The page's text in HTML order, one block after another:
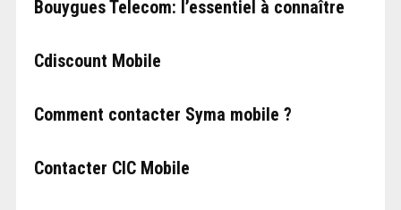
Bouygues Telecom: l’essentiel à connaître
Cdiscount Mobile
Comment contacter Syma mobile ?
Contacter CIC Mobile